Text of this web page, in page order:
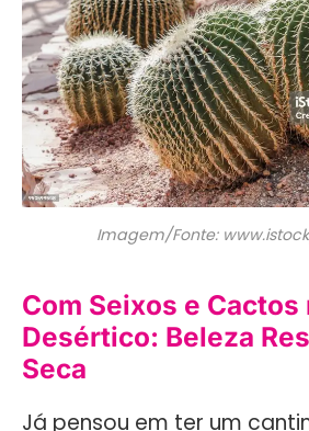
Imagem/Fonte:
Com Seixos e Cactos
Desértico: Beleza
Seca
Já pensou em ter um